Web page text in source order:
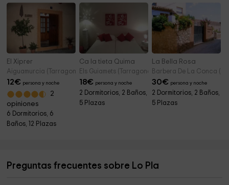
El Xiprer
Aiguamurcia (Tarragona)
12€ persona y noche
2
opiniones
6 Dormitorios, 6
Baños, 12 Plazas
Ca la tieta Quima
Els Guiamets (Tarragona)
18€ persona y noche
2 Dormitorios, 2 Baños,
5 Plazas
La Bella Rosa
Barbera De La Conca
30€ persona y noche
2 Dormitorios, 2 Baños,
5 Plazas
Preguntas frecuentes sobre Lo Pla